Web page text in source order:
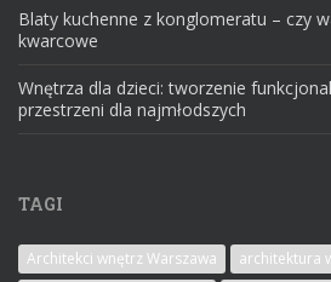
Blaty kuchenne z konglomeratu – czy
kwarcowe
Wnętrza dla dzieci: tworzenie
przestrzeni dla najmłodszych
TAGI
Architekci wnętrz Warszawa
architektura